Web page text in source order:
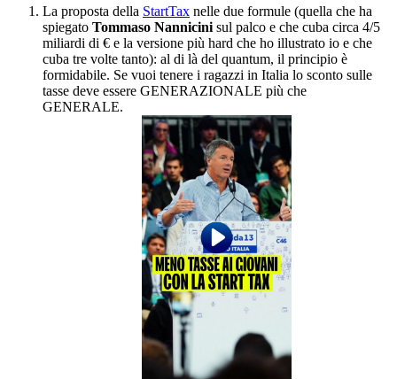
⁠La proposta della StartTax nelle due formule (quella che ha
spiegato Tommaso Nannicini sul palco e che cuba circa 4/5
miliardi di € e la versione più hard che ho illustrato io e che
cuba tre volte tanto): al di là del quantum, il principio è
formidabile. Se vuoi tenere i ragazzi in Italia lo sconto sulle
tasse deve essere GENERAZIONALE più che
GENERALE.